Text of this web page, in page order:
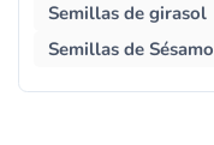
Semillas de girasol
Semillas de Sésamo